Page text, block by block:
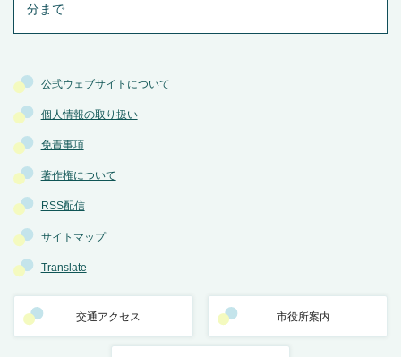
公式ウェブサイトについて
個人情報の取り扱い
免責事項
著作権について
RSS配信
サイトマップ
Translate
交通アクセス 市役所案内
分まで